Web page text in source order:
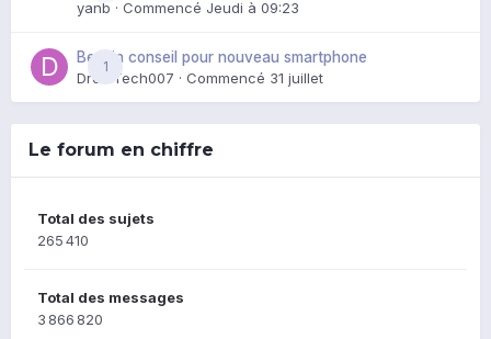
yanb · Commencé Jeudi à 09:23
1
Besoin conseil pour nouveau smartphone
DroidTech007 · Commencé 31 juillet
Le forum en chiffre
Total des sujets
265 410
Total des messages
3 866 820